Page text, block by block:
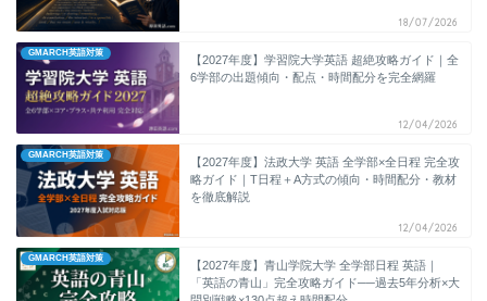
18/07/2026
GMARCH英語対策
【2027年度】学習院大学英語 超絶攻略ガイド｜全
6学部の出題傾向・配点・時間配分を完全網羅
12/04/2026
GMARCH英語対策
【2027年度】法政大学 英語 全学部×全日程 完全攻
略ガイド｜T日程＋A方式の傾向・時間配分・教材
を徹底解説
12/04/2026
GMARCH英語対策
【2027年度】青山学院大学 全学部日程 英語｜
「英語の青山」完全攻略ガイド──過去5年分析×大